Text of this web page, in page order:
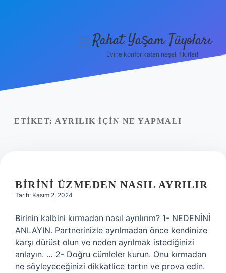
Yasal Uyarı
menüyü
Rahat Yaşam Tüyoları
Evine konfor katan neşeli fikirler!
ETIKET: AYRILIK IÇIN NE YAPMALI
BIRINI ÜZMEDEN NASIL AYRILIR
Tarih: Kasım 2, 2024
Birinin kalbini kırmadan nasıl ayrılırım? 1- NEDENİNİ
ANLAYIN. Partnerinizle ayrılmadan önce kendinize
karşı dürüst olun ve neden ayrılmak istediğinizi
anlayın. … 2- Doğru cümleler kurun. Onu kırmadan
ne söyleyeceğinizi dikkatlice tartın ve prova edin.